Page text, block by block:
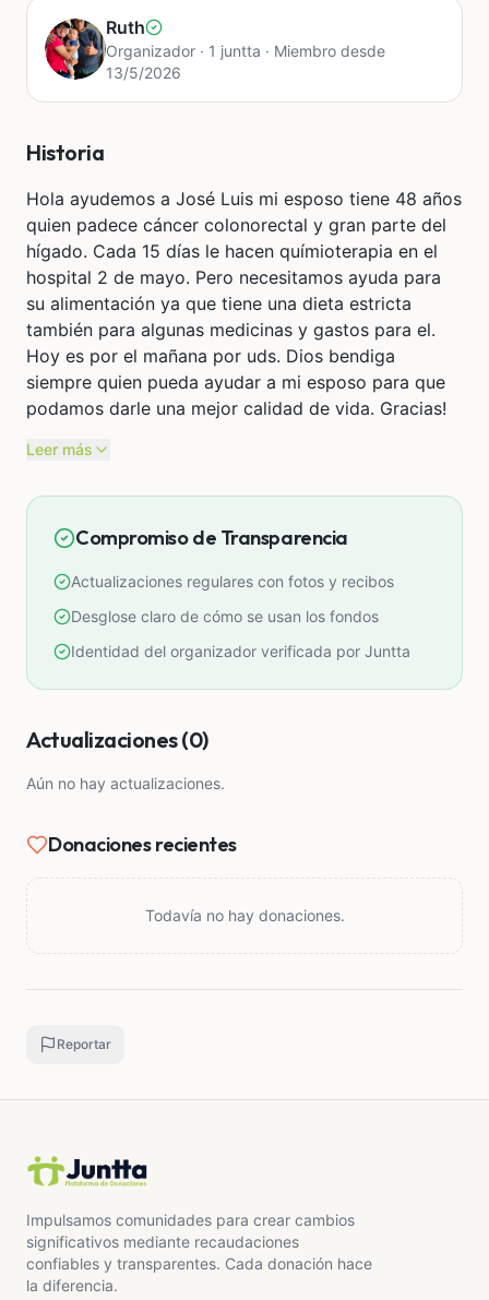
Ruth
Organizador · 1 juntta · Miembro desde
13/5/2026
Historia
Hola ayudemos a José Luis mi esposo tiene 48 años
quien padece cáncer colonorectal y gran parte del
hígado. Cada 15 días le hacen químioterapia en el
hospital 2 de mayo. Pero necesitamos ayuda para
su alimentación ya que tiene una dieta estricta
también para algunas medicinas y gastos para el.
Hoy es por el mañana por uds. Dios bendiga
siempre quien pueda ayudar a mi esposo para que
podamos darle una mejor calidad de vida. Gracias!
Leer más
Compromiso de Transparencia
Actualizaciones regulares con fotos y recibos
Desglose claro de cómo se usan los fondos
Identidad del organizador verificada por Juntta
Actualizaciones (0)
Aún no hay actualizaciones.
Donaciones recientes
Todavía no hay donaciones.
Reportar
Impulsamos comunidades para crear cambios
significativos mediante recaudaciones
confiables y transparentes. Cada donación hace
la diferencia.